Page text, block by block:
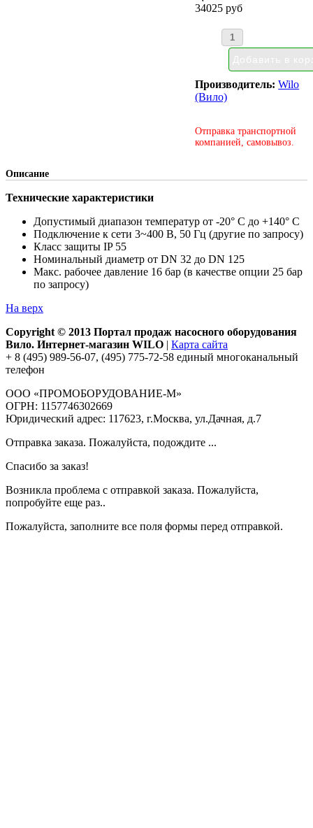
34025 руб
Производитель:Wilo
(Вило)
Отправка транспортной
компанией, самовывоз.
Описание
Технические характеристики
Допустимый диапазон температур от -20° C до +140° C
Подключение к сети 3~400 В, 50 Гц (другие по запросу)
Класс защиты IP 55
Номинальный диаметр от DN 32 до DN 125
Макс. рабочее давление 16 бар (в качестве опции 25 бар
по запросу)
На верх
Copyright © 2013 Портал продаж насосного оборудования
Вило. Интернет-магазин WILO | Карта сайта
+ 8 (495) 989-56-07, (495) 775-72-58 единый многоканальный
телефон
ООО «ПРОМОБОРУДОВАНИЕ-М»
ОГРН: 1157746302669
Юридический адрес: 117623, г.Москва, ул.Дачная, д.7
Отправка заказа. Пожалуйста, подождите ...
Спасибо за заказ!
Возникла проблема с отправкой заказа. Пожалуйста,
попробуйте еще раз..
Пожалуйста, заполните все поля формы перед отправкой.